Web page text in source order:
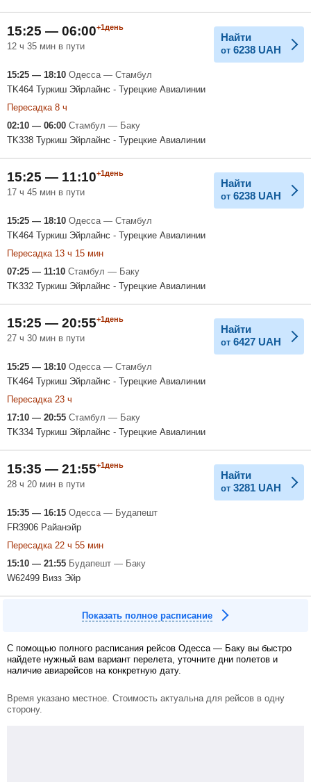
15:25 — 06:00+1день
12 ч 35 мин в пути
Найти
от 6238 UAH
15:25 — 18:10 Одесса — Стамбул
TK464 Туркиш Эйрлайнс - Турецкие Авиалинии
Пересадка 8 ч
02:10 — 06:00 Стамбул — Баку
TK338 Туркиш Эйрлайнс - Турецкие Авиалинии
15:25 — 11:10+1день
17 ч 45 мин в пути
Найти
от 6238 UAH
15:25 — 18:10 Одесса — Стамбул
TK464 Туркиш Эйрлайнс - Турецкие Авиалинии
Пересадка 13 ч 15 мин
07:25 — 11:10 Стамбул — Баку
TK332 Туркиш Эйрлайнс - Турецкие Авиалинии
15:25 — 20:55+1день
27 ч 30 мин в пути
Найти
от 6427 UAH
15:25 — 18:10 Одесса — Стамбул
TK464 Туркиш Эйрлайнс - Турецкие Авиалинии
Пересадка 23 ч
17:10 — 20:55 Стамбул — Баку
TK334 Туркиш Эйрлайнс - Турецкие Авиалинии
15:35 — 21:55+1день
28 ч 20 мин в пути
Найти
от 3281 UAH
15:35 — 16:15 Одесса — Будапешт
FR3906 Райанэйр
Пересадка 22 ч 55 мин
15:10 — 21:55 Будапешт — Баку
W62499 Визз Эйр
Показать полное расписание
С помощью полного расписания рейсов Одесса — Баку вы быстро
найдете нужный вам вариант перелета, уточните дни полетов и
наличие авиарейсов на конкретную дату.
Время указано местное. Стоимость актуальна для рейсов в одну
сторону.